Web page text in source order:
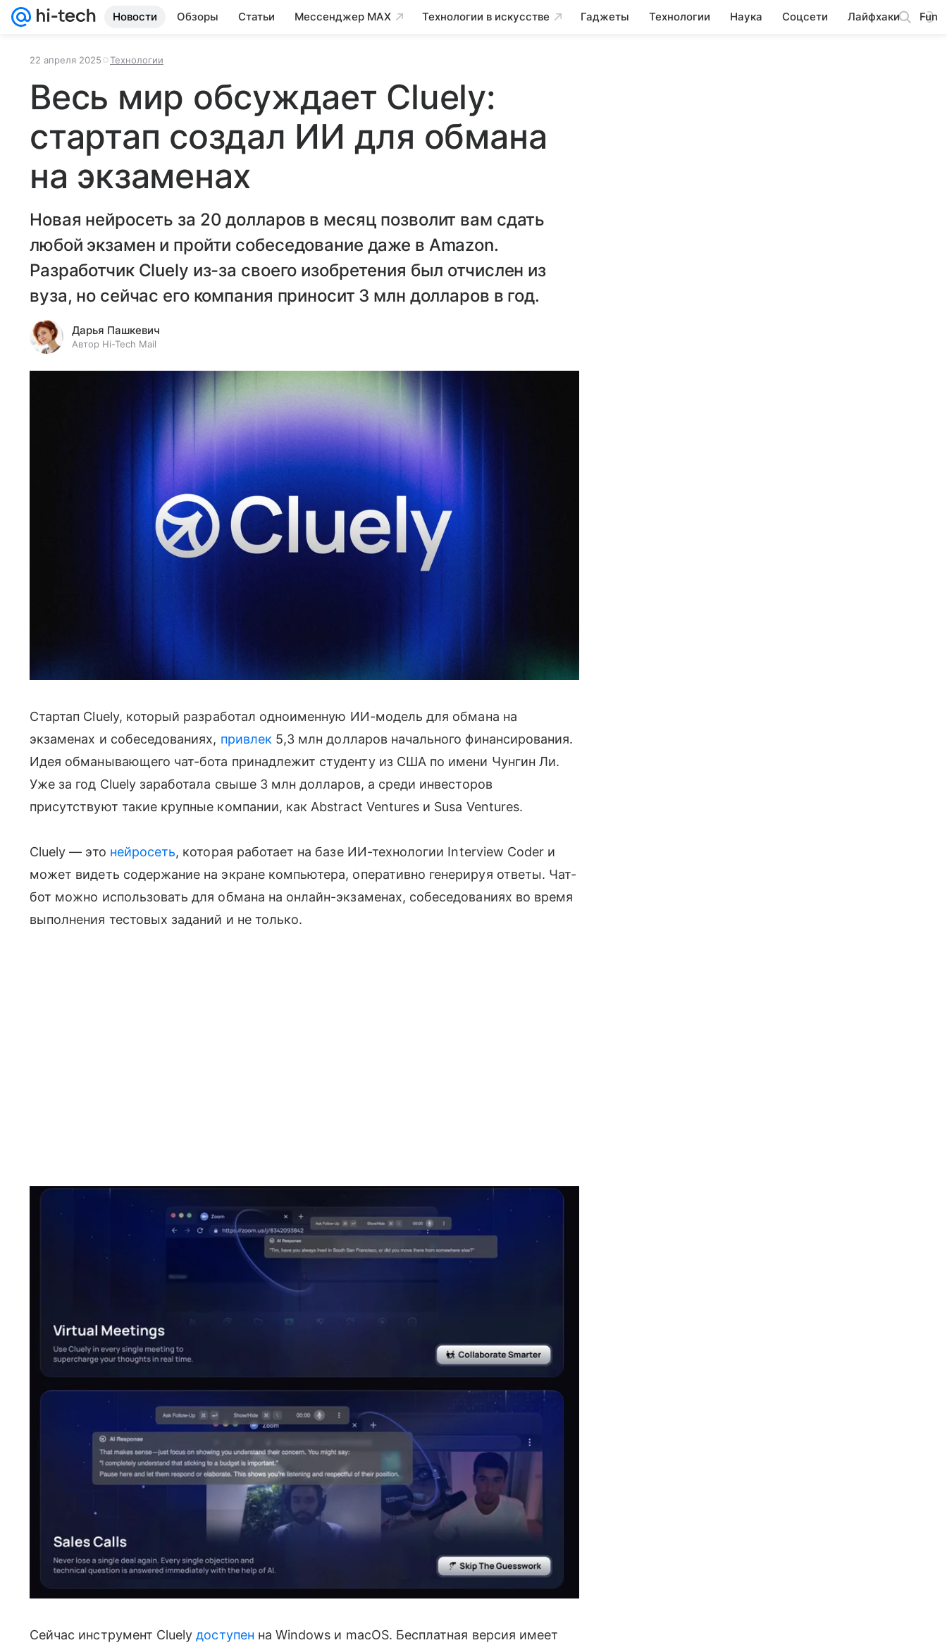
Новости Обзоры Статьи Мессенджер MAX Технологии в искусстве Гаджеты Технологии Наука Соцсети Лайфхаки Fun
22 апреля 2025 Технологии
Весь мир обсуждает Cluely:
стартап создал ИИ для обмана
на экзаменах
Новая нейросеть за 20 долларов в месяц позволит вам сдать
любой экзамен и пройти собеседование даже в Amazon.
Разработчик Cluely из-за своего изобретения был отчислен из
вуза, но сейчас его компания приносит 3 млн долларов в год.
Дарья Пашкевич
Автор Hi-Tech Mail
Стартап Cluely, который разработал одноименную ИИ-модель для обмана на
экзаменах и собеседованиях, привлек 5,3 млн долларов начального финансирования.
Идея обманывающего чат-бота принадлежит студенту из США по имени Чунгин Ли.
Уже за год Cluely заработала свыше 3 млн долларов, а среди инвесторов
присутствуют такие крупные компании, как Abstract Ventures и Susa Ventures.
Cluely — это нейросеть, которая работает на базе ИИ-технологии Interview Coder и
может видеть содержание на экране компьютера, оперативно генерируя ответы. Чат-
бот можно использовать для обмана на онлайн-экзаменах, собеседованиях во время
выполнения тестовых заданий и не только.
Сейчас инструмент Cluelyдоступен на Windows и macOS. Бесплатная версия имеет